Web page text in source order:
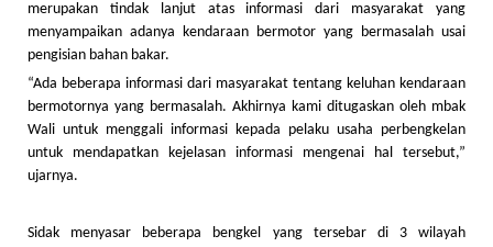
merupakan tindak lanjut atas informasi dari masyarakat yang
menyampaikan adanya kendaraan bermotor yang bermasalah usai
pengisian bahan bakar.
“Ada beberapa informasi dari masyarakat tentang keluhan kendaraan
bermotornya yang bermasalah. Akhirnya kami ditugaskan oleh mbak
Wali untuk menggali informasi kepada pelaku usaha perbengkelan
untuk mendapatkan kejelasan informasi mengenai hal tersebut,”
ujarnya.
Sidak menyasar beberapa bengkel yang tersebar di 3 wilayah